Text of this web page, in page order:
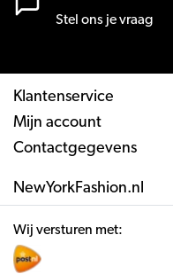
Stel ons je vraag
Klantenservice
Mijn account
Contactgegevens
NewYorkFashion.nl
Wij versturen met: